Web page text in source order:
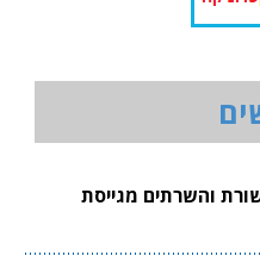
והשרתים מגייסת